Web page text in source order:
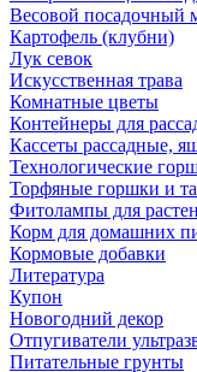
Весовой посадочный
Картофель (клубни)
Лук севок
Искусственная трава
Комнатные цветы
Контейнеры для
Кассеты рассадные,
Технологические
Торфяные горшки и
Фитолампы для
Корм для домашних
Кормовые добавки
Литература
Купон
Новогодний декор
Отпугиватели
Питательные грунты